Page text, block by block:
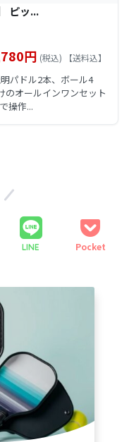
ピッ...
円 (税込) 【送料込】
パドル2本、ボール4
のオールインワンセット
操作...
LINE Pocket